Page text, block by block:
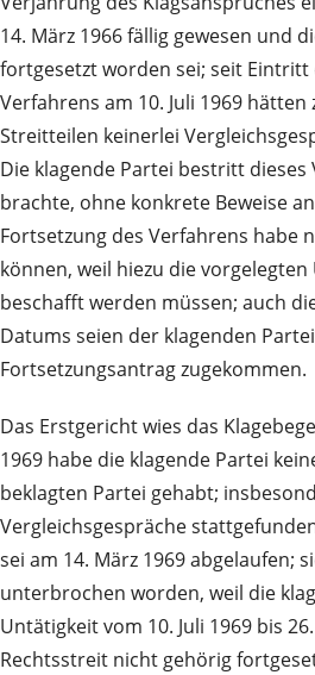
14. März 1966 fällig gewesen und
fortgesetzt worden sei; seit Eintritt
Verfahrens am 10. Juli 1969 hätten
Streitteilen keinerlei
Die klagende Partei bestritt
brachte, ohne konkrete Beweise
Fortsetzung des Verfahrens habe
können, weil hiezu die
beschafft werden müssen; auch
Datums seien der klagenden
Fortsetzungsantrag zugekommen.
Das Erstgericht wies das
1969 habe die klagende Partei
beklagten Partei gehabt;
Vergleichsgespräche
sei am 14. März 1969 abgelaufen;
unterbrochen worden, weil die
Untätigkeit vom 10. Juli 1969 bis
Rechtsstreit nicht gehörig